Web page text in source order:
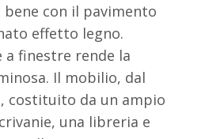
con il pavimento
effetto legno.
a finestre rende la
Il mobilio, dal
costituito da un ampio
una libreria e